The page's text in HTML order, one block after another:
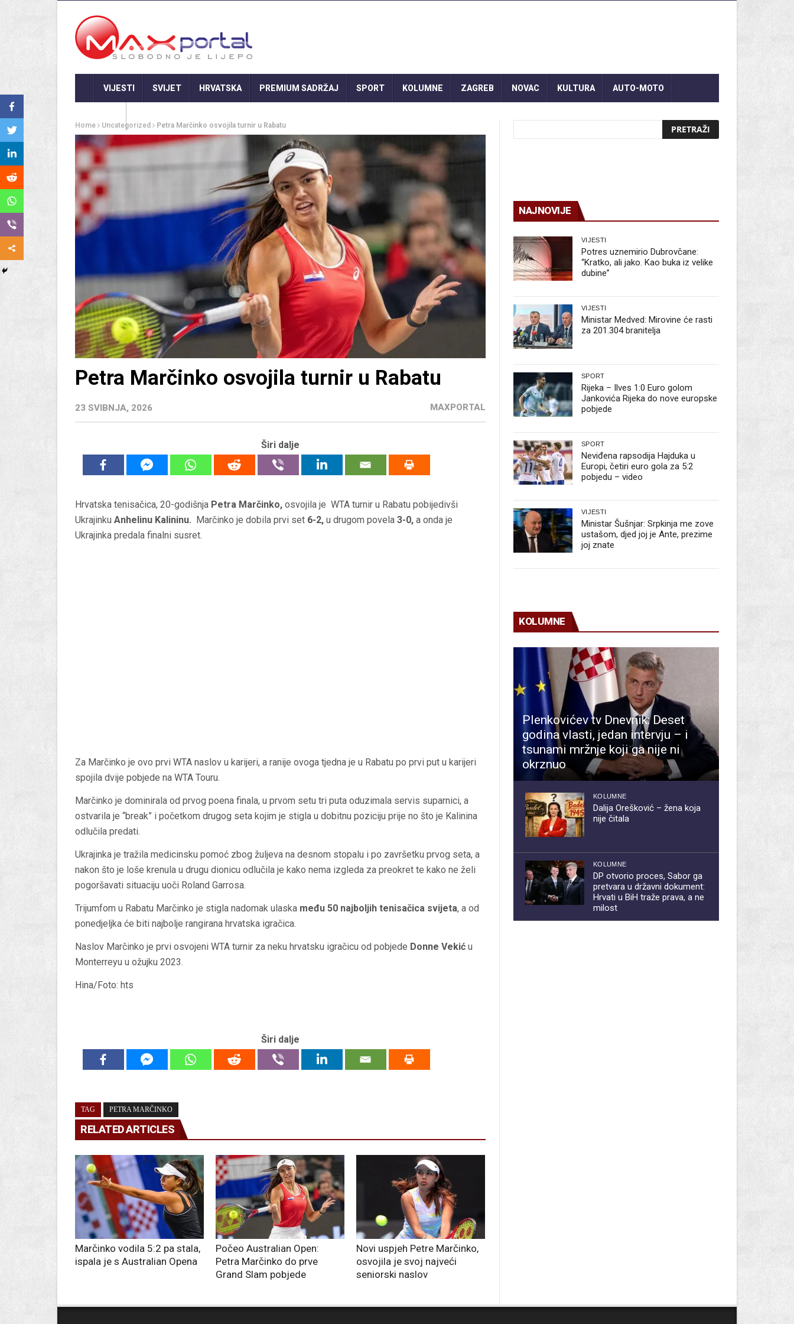
VIJESTI SVIJET HRVATSKA PREMIUM SADRŽAJ SPORT KOLUMNE ZAGREB NOVAC KULTURA AUTO-MOTO
Home Uncategorized Petra Marčinko osvojila turnir u Rabatu
Petra Marčinko osvojila turnir u Rabatu
23 SVIBNJA, 2026 MAXPORTAL
Širi dalje
Hrvatska tenisačica, 20-godišnja Petra Marčinko, osvojila je WTA turnir u Rabatu pobijedivši
Ukrajinku Anhelinu Kalininu. Marčinko je dobila prvi set 6-2, u drugom povela 3-0, a onda je
Ukrajinka predala finalni susret.
Za Marčinko je ovo prvi WTA naslov u karijeri, a ranije ovoga tjedna je u Rabatu po prvi put u karijeri
spojila dvije pobjede na WTA Touru.
Marčinko je dominirala od prvog poena finala, u prvom setu tri puta oduzimala servis suparnici, a
ostvarila je “break” i početkom drugog seta kojim je stigla u dobitnu poziciju prije no što je Kalinina
odlučila predati.
Ukrajinka je tražila medicinsku pomoć zbog žuljeva na desnom stopalu i po završetku prvog seta, a
nakon što je loše krenula u drugu dionicu odlučila je kako nema izgleda za preokret te kako ne želi
pogoršavati situaciju uoči Roland Garrosa.
Trijumfom u Rabatu Marčinko je stigla nadomak ulaska među 50 najboljih tenisačica svijeta, a od
ponedjeljka će biti najbolje rangirana hrvatska igračica.
Naslov Marčinko je prvi osvojeni WTA turnir za neku hrvatsku igračicu od pobjede Donne Vekić u
Monterreyu u ožujku 2023.
Hina/Foto: hts
Širi dalje
TAG PETRA MARČINKO
RELATED ARTICLES
Marčinko vodila 5:2 pa stala,
ispala je s Australian Opena
Počeo Australian Open:
Petra Marčinko do prve
Grand Slam pobjede
Novi uspjeh Petre Marčinko,
osvojila je svoj najveći
seniorski naslov
NAJNOVIJE
VIJESTI
Potres uznemirio Dubrovčane:
“Kratko, ali jako. Kao buka iz velike
dubine”
VIJESTI
Ministar Medved: Mirovine će rasti
za 201.304 branitelja
SPORT
Rijeka – Ilves 1:0 Euro golom
Jankovića Rijeka do nove europske
pobjede
SPORT
Neviđena rapsodija Hajduka u
Europi, četiri euro gola za 5:2
pobjedu – video
VIJESTI
Ministar Šušnjar: Srpkinja me zove
ustašom, djed joj je Ante, prezime
joj znate
KOLUMNE
Plenkovićev tv Dnevnik: Deset
godina vlasti, jedan intervju – i
tsunami mržnje koji ga nije ni
okrznuo
KOLUMNE
Dalija Orešković – žena koja
nije čitala
KOLUMNE
DP otvorio proces, Sabor ga
pretvara u državni dokument:
Hrvati u BiH traže prava, a ne
milost